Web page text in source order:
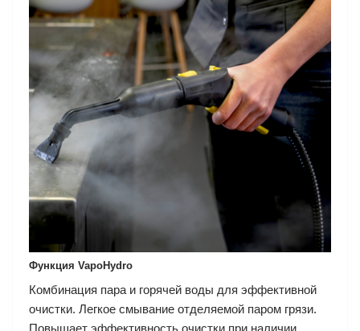
Функция VapoHydro
Комбинация пара и горячей воды для эффективной
очистки. Легкое смывание отделяемой паром грязи.
Повышает эффективность очистки при наличии